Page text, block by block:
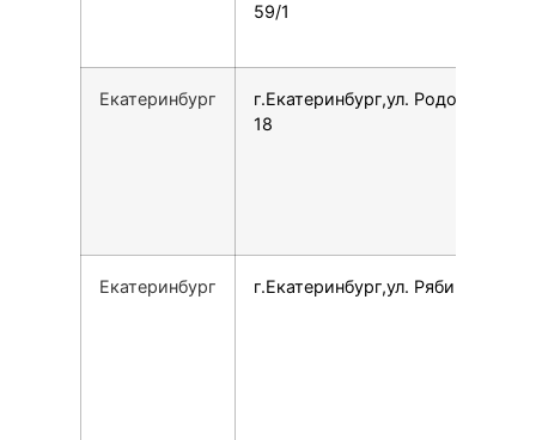
59/1
Екатеринбург
г.Екатеринбург,ул. Родонитовая,
18
Екатеринбург г.Екатеринбург,ул. Рябинина, 29